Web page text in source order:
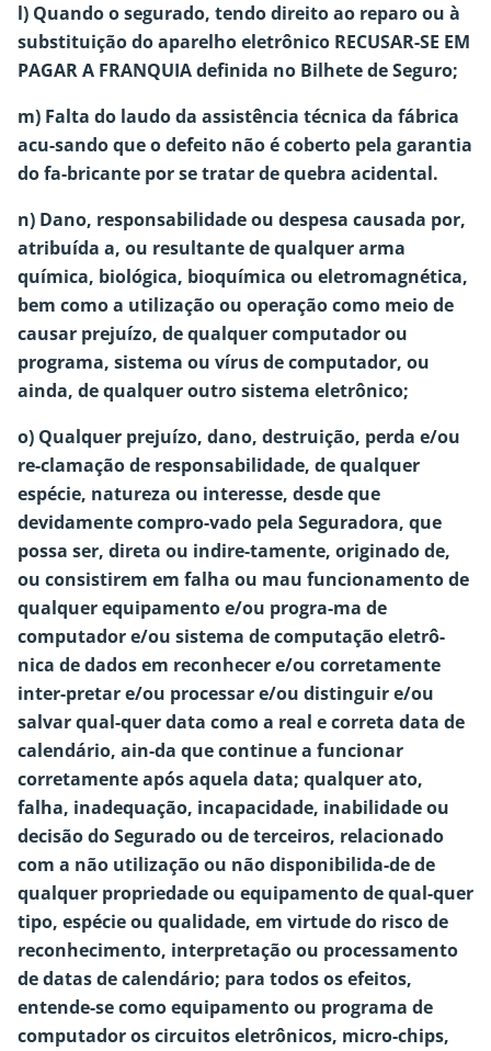
l) Quando o segurado, tendo direito ao reparo ou à
substituição do aparelho eletrônico RECUSAR-SE EM
PAGAR A FRANQUIA definida no Bilhete de Seguro;
m) Falta do laudo da assistência técnica da fábrica
acu-sando que o defeito não é coberto pela garantia
do fa-bricante por se tratar de quebra acidental.
n) Dano, responsabilidade ou despesa causada por,
atribuída a, ou resultante de qualquer arma
química, biológica, bioquímica ou eletromagnética,
bem como a utilização ou operação como meio de
causar prejuízo, de qualquer computador ou
programa, sistema ou vírus de computador, ou
ainda, de qualquer outro sistema eletrônico;
o) Qualquer prejuízo, dano, destruição, perda e/ou
re-clamação de responsabilidade, de qualquer
espécie, natureza ou interesse, desde que
devidamente compro-vado pela Seguradora, que
possa ser, direta ou indire-tamente, originado de,
ou consistirem em falha ou mau funcionamento de
qualquer equipamento e/ou progra-ma de
computador e/ou sistema de computação eletrô-
nica de dados em reconhecer e/ou corretamente
inter-pretar e/ou processar e/ou distinguir e/ou
salvar qual-quer data como a real e correta data de
calendário, ain-da que continue a funcionar
corretamente após aquela data; qualquer ato,
falha, inadequação, incapacidade, inabilidade ou
decisão do Segurado ou de terceiros, relacionado
com a não utilização ou não disponibilida-de de
qualquer propriedade ou equipamento de qual-quer
tipo, espécie ou qualidade, em virtude do risco de
reconhecimento, interpretação ou processamento
de datas de calendário; para todos os efeitos,
entende-se como equipamento ou programa de
computador os circuitos eletrônicos, micro-chips,